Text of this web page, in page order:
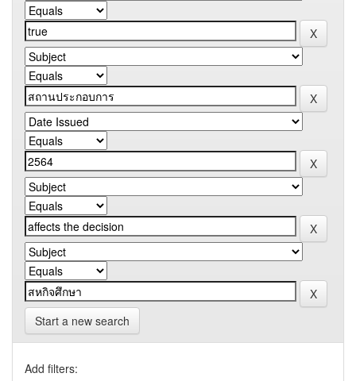
Start a new search
Add filters: